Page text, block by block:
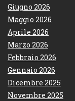
Giugno 2026
Maggio 2026
Aprile 2026
Marzo 2026
Febbraio 2026
Gennaio 2026
Dicembre 2025
Novembre 2025